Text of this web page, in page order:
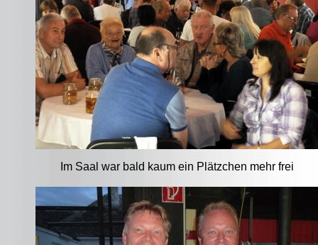
Im Saal war bald kaum ein Plätzchen mehr frei